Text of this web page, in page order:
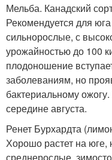
Мельба. Канадский
Рекомендуется для
сильнорослые, с
урожайностью до 100
плодоношение
заболеваниям, но
бактериальному
середине августа.
Ренет Бурхардта
Хорошо растет на юге,
среднерослые,